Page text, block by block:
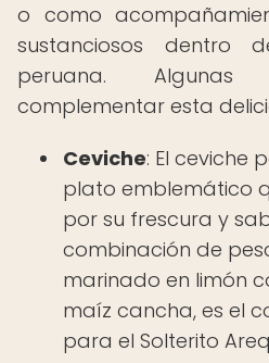
o como
sustanciosos dentro
peruana.
complementar esta
Ceviche: El ceviche
plato emblemático
por su frescura y
combinación de
marinado en limón
maíz cancha, es el
para el Solterito